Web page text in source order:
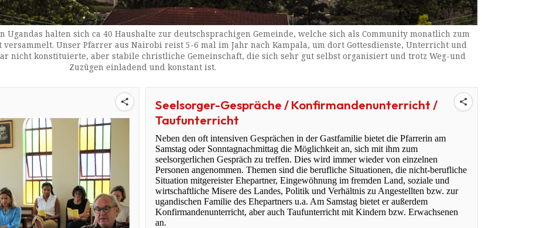
Ugandas halten sich ca 40 Haushalte zur deutschsprachigen Gemeinde, welche sich als Community monatlich zum
versammelt. Unser Pfarrer aus Nairobi reist 5-6 mal im Jahr nach Kampala, um dort Gottesdienste, Unterricht und
nicht konstituierte, aber stabile christliche Gemeinschaft, die sich sehr gut selbst organisiert und trotz Weg-und
Zuzügen einladend und konstant ist.
Seelsorger-Gespräche / Konfirmandenunterricht /
Taufunterricht
Neben den oft intensiven Gesprächen in der Gastfamilie bietet die Pfarrerin am
Samstag oder Sonntagnachmittag die Möglichkeit an, sich mit ihm zum
seelsorgerlichen Gespräch zu treffen. Dies wird immer wieder von einzelnen
Personen angenommen. Themen sind die berufliche Situationen, die nicht-berufliche
Situation mitgereister Ehepartner, Eingewöhnung im fremden Land, soziale und
wirtschaftliche Misere des Landes, Politik und Verhältnis zu Angestellten bzw. zur
ugandischen Familie des Ehepartners u.a. Am Samstag bietet er außerdem
Konfirmandenunterricht, aber auch Taufunterricht mit Kindern bzw. Erwachsenen
an.